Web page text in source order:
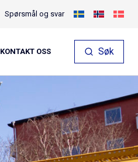
Søk
KONTAKT OSS
Spørsmål og svar